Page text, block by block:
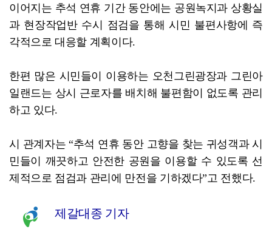
이어지는 추석 연휴 기간 동안에는 공원녹지과 상황실
과 현장작업반 수시 점검을 통해 시민 불편사항에 즉
각적으로 대응할 계획이다.
한편 많은 시민들이 이용하는 오천그린광장과 그린아
일랜드는 상시 근로자를 배치해 불편함이 없도록 관리
하고 있다.
시 관계자는 “추석 연휴 동안 고향을 찾는 귀성객과 시
민들이 깨끗하고 안전한 공원을 이용할 수 있도록 선
제적으로 점검과 관리에 만전을 기하겠다”고 전했다.
제갈대종 기자